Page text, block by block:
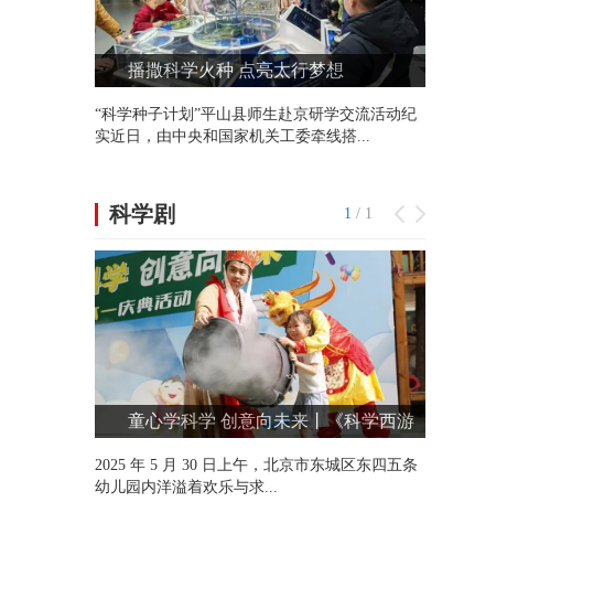
播撒科学火种 点亮太行梦想
“科学种子计划”平山县师生赴京研学交流活动纪
实近日，由中央和国家机关工委牵线搭...
科学剧
童心学科学 创意向未来丨《科学西游
记》走进东四五条幼儿园
2025 年 5 月 30 日上午，北京市东城区东四五条
幼儿园内洋溢着欢乐与求...
1 / 1